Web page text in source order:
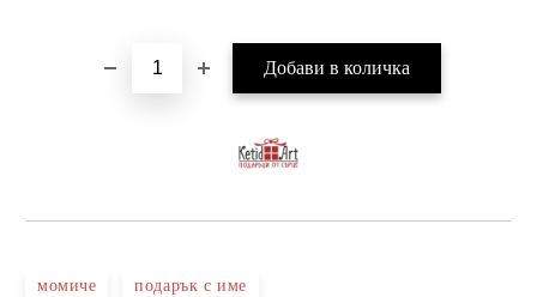
момиче подарък с име